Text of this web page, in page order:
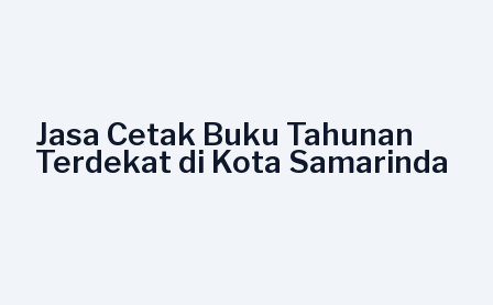
Jasa Cetak Buku Tahunan
Terdekat di Kota Samarinda